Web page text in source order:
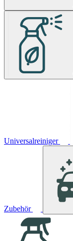
Universalreiniger
Zubehör